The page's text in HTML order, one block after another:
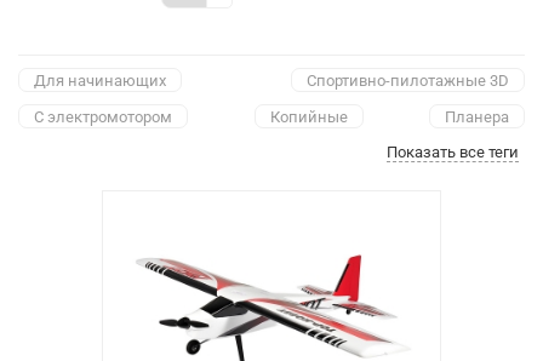
Для начинающих
Спортивно-пилотажные 3D
С электромотором
Копийные
Планера
Для сборки
Показать все теги